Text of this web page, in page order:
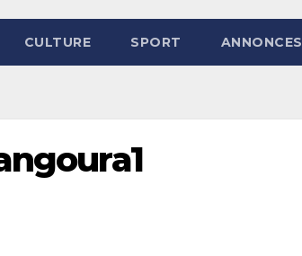
CULTURE SPORT ANNONCES